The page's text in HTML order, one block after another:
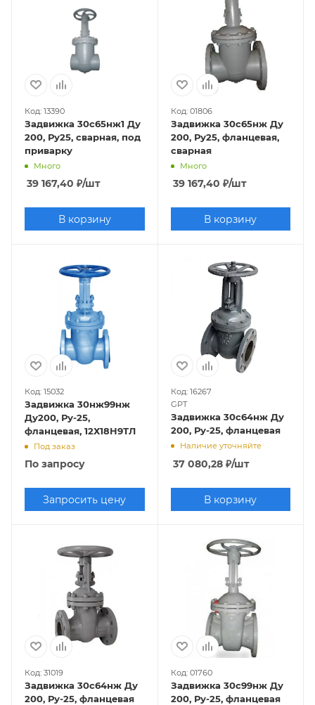
Код: 13390
Задвижка 30с65нж1 Ду
200, Ру25, сварная, под
приварку
Много
39 167,40 ₽/шт
В корзину
Код: 01806
Задвижка 30с65нж Ду
200, Ру25, фланцевая,
сварная
Много
39 167,40 ₽/шт
В корзину
Код: 15032
Задвижка 30нж99нж
Ду200, Ру-25,
фланцевая, 12Х18Н9ТЛ
Под заказ
По запросу
Запросить цену
Код: 16267
GPT
Задвижка 30с64нж Ду
200, Ру-25, фланцевая
Наличие уточняйте
37 080,28₽/шт
В корзину
Код: 31019
Задвижка 30с64нж Ду
200, Ру-25, фланцевая
Код: 01760
Задвижка 30с99нж Ду
200, Ру-25, фланцевая